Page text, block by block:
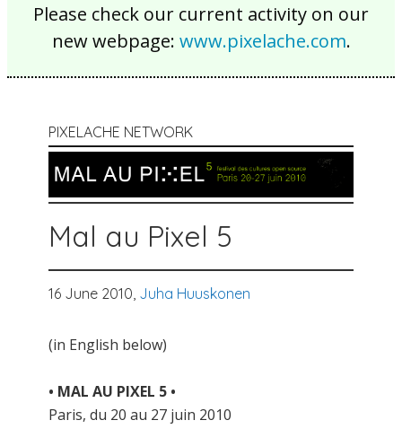
Please check our current activity on our
new webpage: www.pixelache.com.
PIXELACHE NETWORK
Mal au Pixel 5
16 June 2010, Juha Huuskonen
(in English below)
• MAL AU PIXEL 5 •
Paris, du 20 au 27 juin 2010